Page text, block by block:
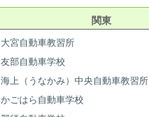
関東
大宮自動車教習所
友部自動車学校
海上（うなかみ）中央自動車教習所
かごはら自動車学校